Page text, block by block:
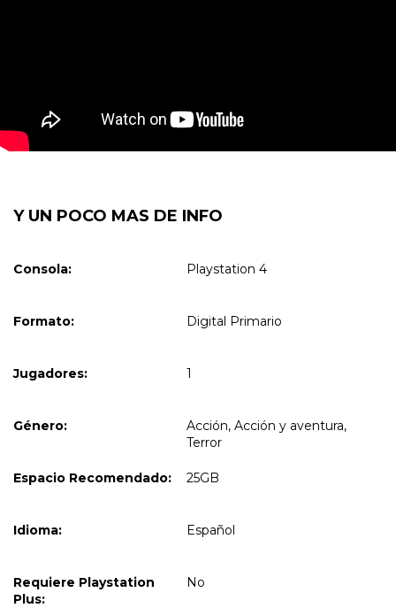
Y UN POCO MAS DE INFO
Consola: Playstation 4
Formato: Digital Primario
Jugadores: 1
Género:
Acción, Acción y aventura,
Terror
Espacio Recomendado: 25GB
Idioma: Español
Requiere Playstation
Plus:
No